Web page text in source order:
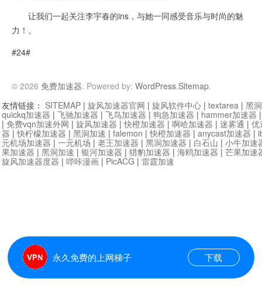
让我们一起关注李宇春的ins，与她一同感受音乐与时尚的魅
力！。
#24#
© 2026 免费加速器. Powered by: WordPress.Sitemap.
永久免费的上网梯子 下载
友情链接： SITEMAP | 旋风加速器官网 | 旋风软件中心 | textarea | 黑
quickq加速器 | 飞驰加速器 | 飞鸟加速器 | 狗急加速器 | hammer加速器
| 免费vqn加速外网 | 旋风加速器 |快橙加速器 | 啊哈加速器 | 迷雾通 | 优
器 |快柠檬加速器 | 黑洞加速 | falemon |快橙加速器 | anycast加速器 |
元机场加速器 | 一元机场 | 老王加速器 | 黑洞加速器 | 白石山 | 小牛加速
果加速器 | 黑洞加速 | 银河加速器 | 猎豹加速器 | 海鸥加速器 | 芒果加速
旋风加速器度器 | 哔咔漫画 | PicACG | 雷霆加速